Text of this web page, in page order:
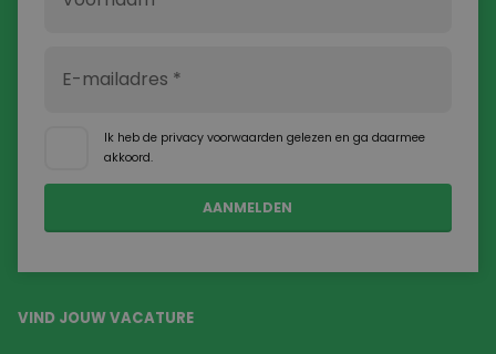
Ik heb de privacy voorwaarden gelezen en ga daarmee
akkoord.
VIND JOUW VACATURE